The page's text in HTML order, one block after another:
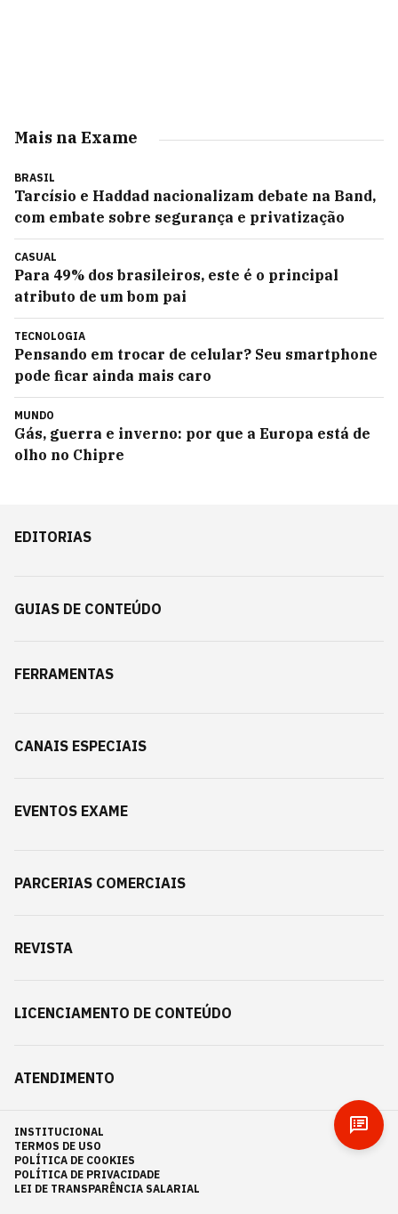
Mais na Exame
BRASIL
Tarcísio e Haddad nacionalizam debate na Band,
com embate sobre segurança e privatização
CASUAL
Para 49% dos brasileiros, este é o principal
atributo de um bom pai
TECNOLOGIA
Pensando em trocar de celular? Seu smartphone
pode ficar ainda mais caro
MUNDO
Gás, guerra e inverno: por que a Europa está de
olho no Chipre
EDITORIAS
GUIAS DE CONTEÚDO
FERRAMENTAS
CANAIS ESPECIAIS
EVENTOS EXAME
PARCERIAS COMERCIAIS
REVISTA
LICENCIAMENTO DE CONTEÚDO
ATENDIMENTO
INSTITUCIONAL
TERMOS DE USO
POLÍTICA DE COOKIES
POLÍTICA DE PRIVACIDADE
LEI DE TRANSPARÊNCIA SALARIAL